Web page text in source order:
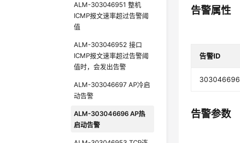
ALM-303046951 整机
ICMP报文速率超过告警阈
值
ALM-303046952 接口
ICMP报文速率超过告警阈
值时，会发出告警
ALM-303046697 AP冷启
动告警
ALM-303046696 AP热
启动告警
告警属性
告警ID
303046696
告警参数